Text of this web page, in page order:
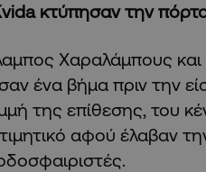
κτύπησαν την
Χαραλάμπους και
ένα βήμα πριν την
της επίθεσης, του
αφού έλαβαν